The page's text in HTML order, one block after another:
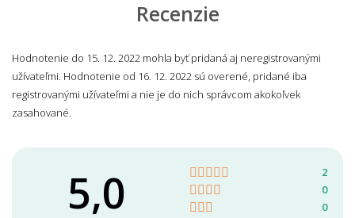
Recenzie
Hodnotenie do 15. 12. 2022 mohla byť pridaná aj neregistrovanými
užívateľmi. Hodnotenie od 16. 12. 2022 sú overené, pridané iba
registrovanými užívateľmi a nie je do nich správcom akokoľvek
zasahované.
5,0
2
0
0